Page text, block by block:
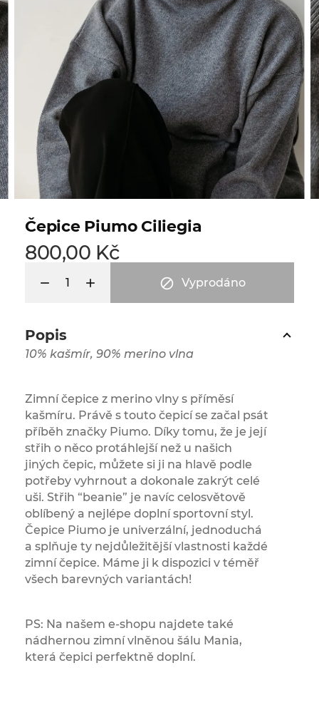
Čepice Piumo Ciliegia
800,00 Kč
 Vyprodáno
Popis
10% kašmír, 90% merino vlna
Zimní čepice z merino vlny s příměsí
kašmíru. Právě s touto čepicí se začal psát
příběh značky Piumo. Díky tomu, že je její
střih o něco protáhlejší než u našich
jiných čepic, můžete si ji na hlavě podle
potřeby vyhrnout a dokonale zakrýt celé
uši. Střih “beanie” je navíc celosvětově
oblíbený a nejlépe doplní sportovní styl.
Čepice Piumo je univerzální, jednoduchá
a splňuje ty nejdůležitější vlastnosti každé
zimní čepice. Máme ji k dispozici v téměř
všech barevných variantách!
PS: Na našem e-shopu najdete také
nádhernou zimní vlněnou šálu Mania,
která čepici perfektně doplní.